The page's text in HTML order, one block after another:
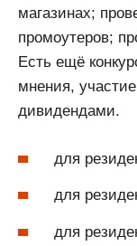
магазинах;
промоутеров;
Есть ещё
мнения,
дивидендами.
для
для
для